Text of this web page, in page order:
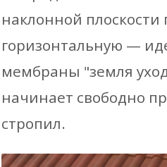
наклонной плоскости
горизонтальную —
мембраны "земля
начинает свободно
стропил.